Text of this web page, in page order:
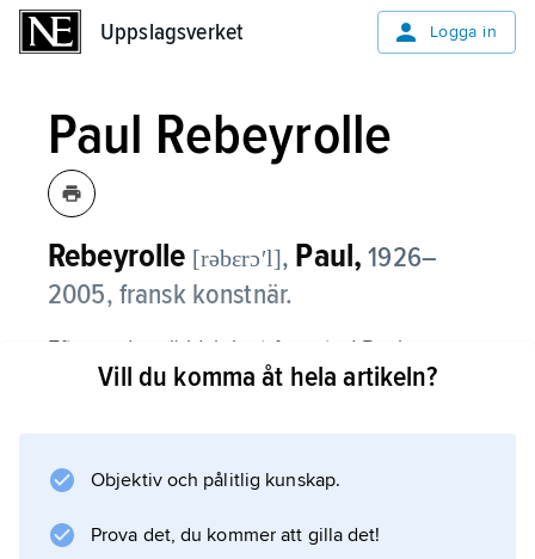
Uppslagsverket Logga in
Paul Rebeyrolle
Rebeyrolle [rəbɛrɔʹl], Paul, 1926–
2005, fransk konstnär.
Efter andra världskriget framstod Paul
Rebeyrolle som en av de ledande figurativa
1960-talet återkomma till ett engagerat
frammanade han bilder av pinade djur, tortyr
Vill du komma åt hela artikeln?
Objektiv och pålitlig kunskap.
Prova det, du kommer att gilla det!